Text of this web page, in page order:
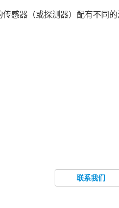
感器（或探测器）配有不同
联系我们